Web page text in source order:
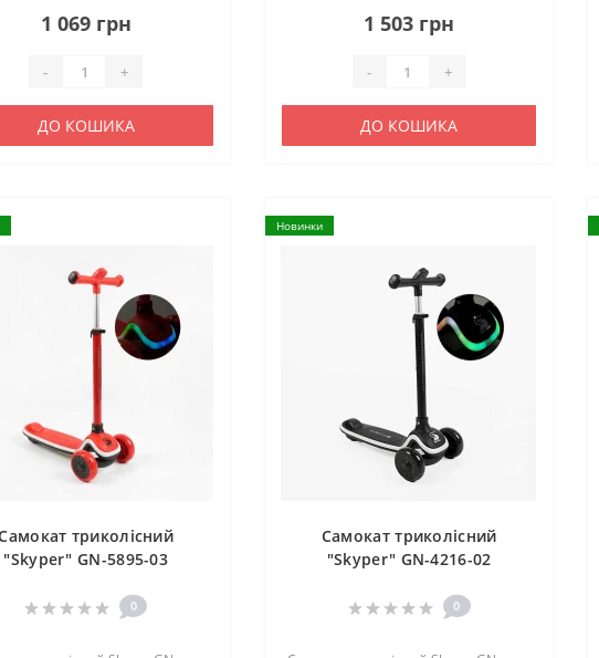
1 069 грн
- +
ДО КОШИКА
1 503 грн
- +
ДО КОШИКА
триколісний
"Skyper" GN-5895-03
0
Новинки
Самокат триколісний
"Skyper" GN-4216-02
0